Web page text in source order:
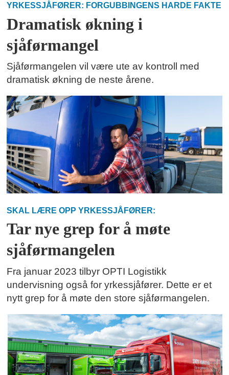
YRKESSJÅFØRER: FORGUBBINGENS HARDE FAKTE
Dramatisk økning i
sjåførmangel
Sjåførmangelen vil være ute av kontroll med
dramatisk økning de neste årene.
SKAL LÆRE OPP YRKESSJÅFØRER:
Tar nye grep for å møte
sjåførmangelen
Fra januar 2023 tilbyr OPTI Logistikk
undervisning også for yrkessjåfører. Dette er et
nytt grep for å møte den store sjåførmangelen.